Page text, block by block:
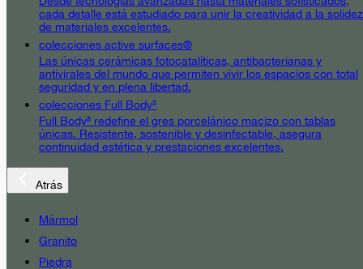
cada detalle está estudiado para unir la creatividad a la solidez
de materiales excelentes.
colecciones active surfaces®
Las únicas cerámicas fotocatalíticas, antibacterianas y
antivirales del mundo que permiten vivir los espacios con total
seguridad y en plena libertad.
colecciones Full Body³
Full Body³ redefine el gres porcelánico macizo con tablas
únicas. Resistente, sostenible y desinfectable, asegura
continuidad estética y prestaciones excelentes.
Atrás
Mármol
Granito
Piedra